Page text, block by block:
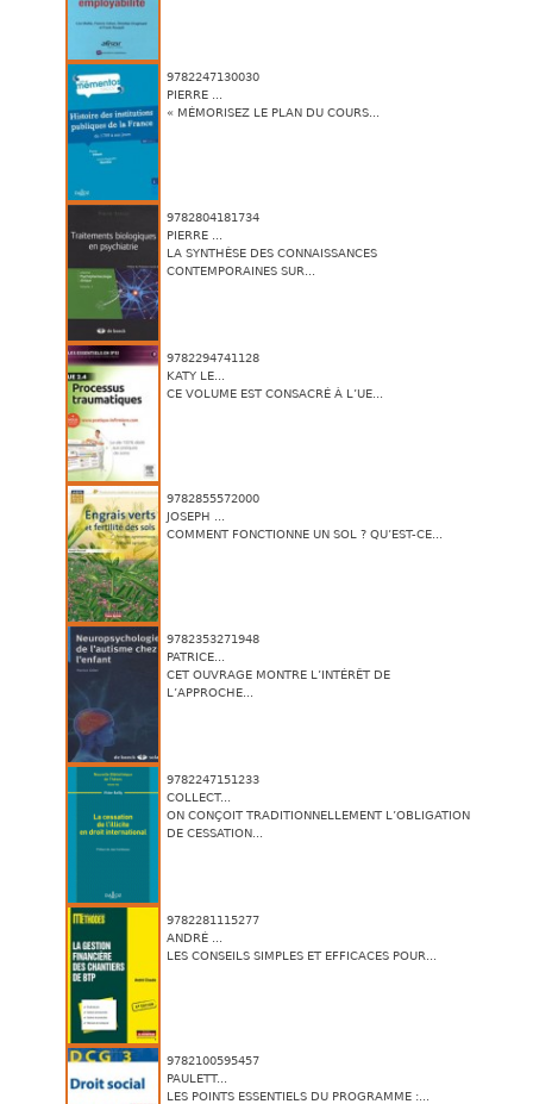
9782247130030
PIERRE ...
« MÉMORISEZ LE PLAN DU COURS...
9782804181734
PIERRE ...
LA SYNTHÈSE DES CONNAISSANCES
CONTEMPORAINES SUR...
9782294741128
KATY LE...
CE VOLUME EST CONSACRÉ À L’UE...
9782855572000
JOSEPH ...
COMMENT FONCTIONNE UN SOL ? QU’EST-CE...
9782353271948
PATRICE...
CET OUVRAGE MONTRE L’INTÉRÊT DE
L’APPROCHE...
9782247151233
COLLECT...
ON CONÇOIT TRADITIONNELLEMENT L’OBLIGATION
DE CESSATION...
9782281115277
ANDRÉ ...
LES CONSEILS SIMPLES ET EFFICACES POUR...
9782100595457
PAULETT...
LES POINTS ESSENTIELS DU PROGRAMME :...